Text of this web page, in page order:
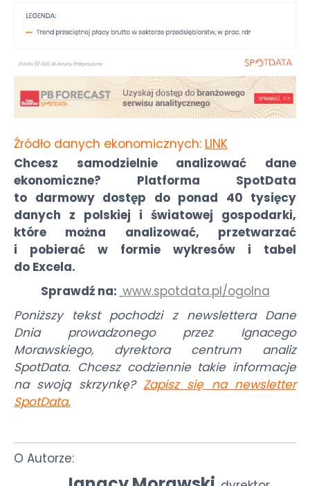
Źródło danych ekonomicznych: LINK
Chcesz samodzielnie analizować dane
ekonomiczne? Platforma SpotData
to darmowy dostęp do ponad 40 tysięcy
danych z polskiej i światowej gospodarki,
które można analizować, przetwarzać
i pobierać w formie wykresów i tabel
do Excela.
Sprawdź na: www.spotdata.pl/ogolna
Poniższy tekst pochodzi z newslettera Dane
Dnia prowadzonego przez Ignacego
Morawskiego, dyrektora centrum analiz
SpotData. Chcesz codziennie takie informacje
na swoją skrzynkę? Zapisz się na newsletter
SpotData.
O Autorze: